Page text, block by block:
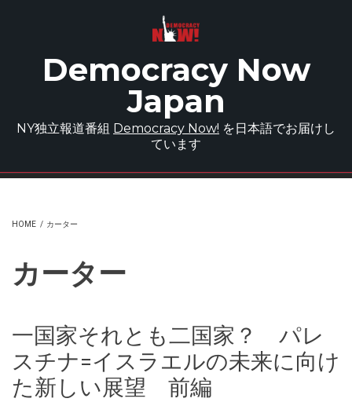
Democracy Now
Japan
NY独立報道番組 Democracy Now! を日本語でお届けし
ています
HOME / カーター
カーター
一国家それとも二国家？ パレ
スチナ=イスラエルの未来に向け
た新しい展望 前編